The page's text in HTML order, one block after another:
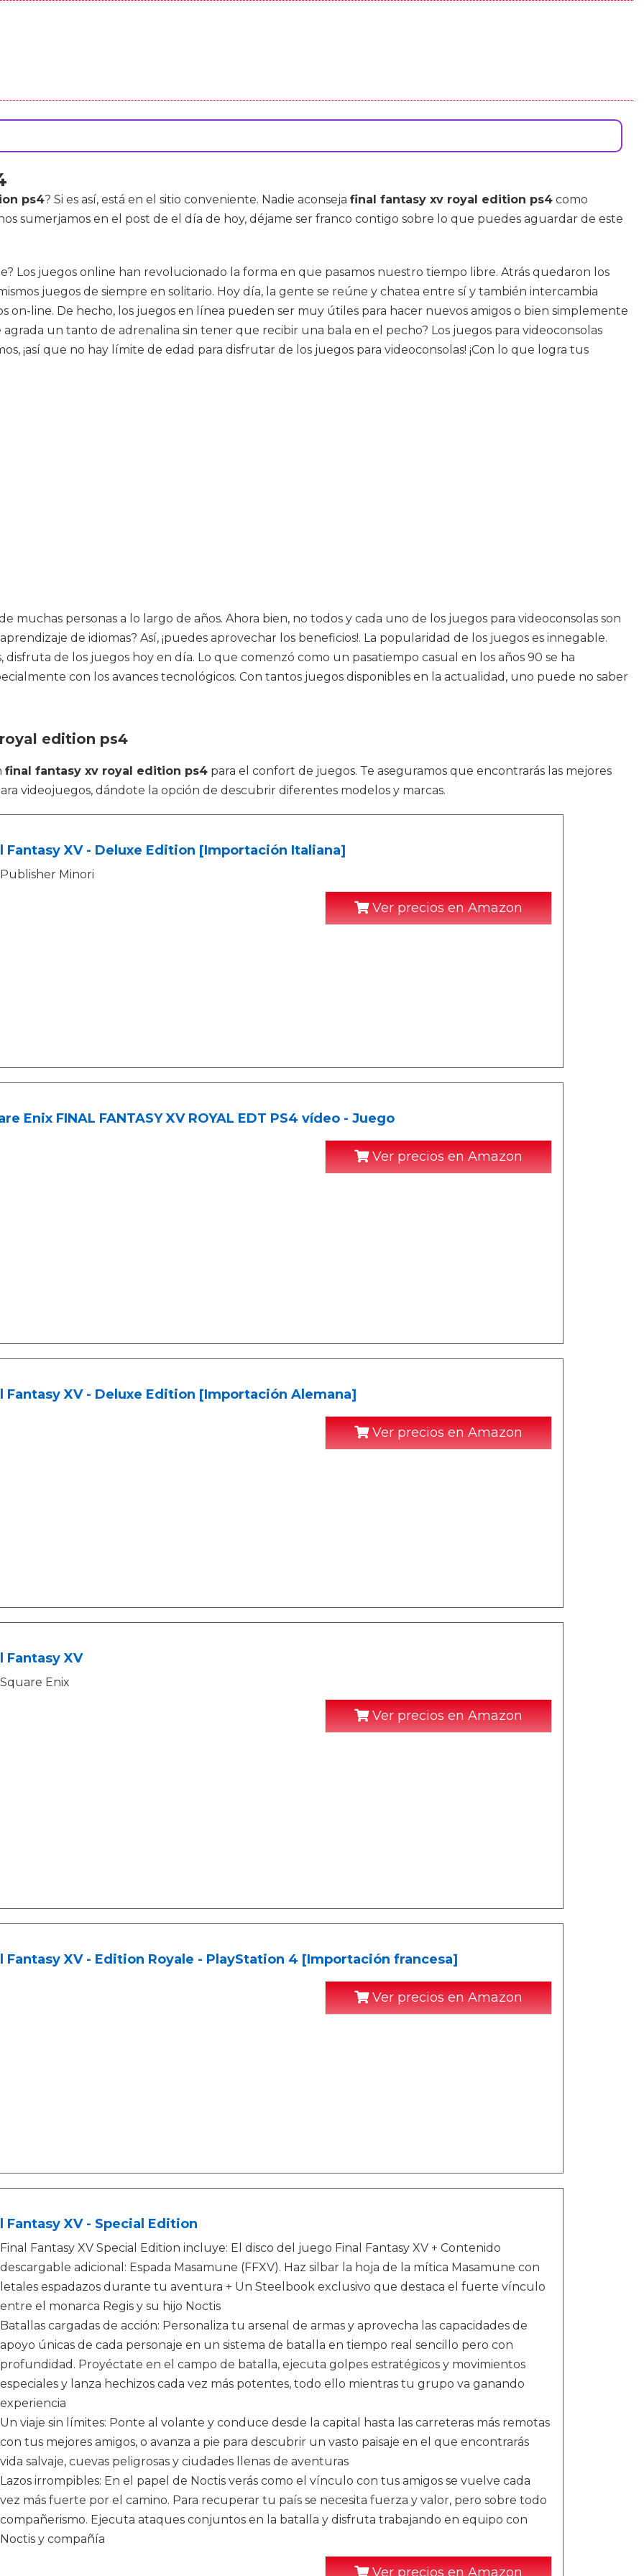
ps4? Si es así, está en el sitio conveniente. Nadie aconseja final fantasy xv royal edition ps4 como
sumerjamos en el post de el día de hoy, déjame ser franco contigo sobre lo que puedes aguardar de este
Los juegos online han revolucionado la forma en que pasamos nuestro tiempo libre. Atrás quedaron los
juegos de siempre en solitario. Hoy día, la gente se reúne y chatea entre sí y también intercambia
on-line. De hecho, los juegos en línea pueden ser muy útiles para hacer nuevos amigos o bien simplemente
un tanto de adrenalina sin tener que recibir una bala en el pecho? Los juegos para videoconsolas
¡así que no hay límite de edad para disfrutar de los juegos para videoconsolas! ¡Con lo que logra tus
muchas personas a lo largo de años. Ahora bien, no todos y cada uno de los juegos para videoconsolas son
de idiomas? Así, ¡puedes aprovechar los beneficios!. La popularidad de los juegos es innegable.
de los juegos hoy en día. Lo que comenzó como un pasatiempo casual en los años 90 se ha
con los avances tecnológicos. Con tantos juegos disponibles en la actualidad, uno puede no saber
edition ps4
final fantasy xv royal edition ps4 para el confort de juegos. Te aseguramos que encontrarás las mejores
videojuegos, dándote la opción de descubrir diferentes modelos y marcas.
Fantasy XV - Deluxe Edition [Importación Italiana]
Publisher Minori
Ver precios en Amazon
Enix FINAL FANTASY XV ROYAL EDT PS4 vídeo - Juego
Ver precios en Amazon
Fantasy XV - Deluxe Edition [Importación Alemana]
Ver precios en Amazon
Fantasy XV
Square Enix
Ver precios en Amazon
Fantasy XV - Edition Royale - PlayStation 4 [Importación francesa]
Ver precios en Amazon
Fantasy XV - Special Edition
Final Fantasy XV Special Edition incluye: El disco del juego Final Fantasy XV + Contenido
descargable adicional: Espada Masamune (FFXV). Haz silbar la hoja de la mítica Masamune con
letales espadazos durante tu aventura + Un Steelbook exclusivo que destaca el fuerte vínculo
entre el monarca Regis y su hijo Noctis
Batallas cargadas de acción: Personaliza tu arsenal de armas y aprovecha las capacidades de
apoyo únicas de cada personaje en un sistema de batalla en tiempo real sencillo pero con
profundidad. Proyéctate en el campo de batalla, ejecuta golpes estratégicos y movimientos
especiales y lanza hechizos cada vez más potentes, todo ello mientras tu grupo va ganando
experiencia
Un viaje sin límites: Ponte al volante y conduce desde la capital hasta las carreteras más remotas
con tus mejores amigos, o avanza a pie para descubrir un vasto paisaje en el que encontrarás
vida salvaje, cuevas peligrosas y ciudades llenas de aventuras
Lazos irrompibles: En el papel de Noctis verás como el vínculo con tus amigos se vuelve cada
vez más fuerte por el camino. Para recuperar tu país se necesita fuerza y valor, pero sobre todo
compañerismo. Ejecuta ataques conjuntos en la batalla y disfruta trabajando en equipo con
Noctis y compañía
Ver precios en Amazon